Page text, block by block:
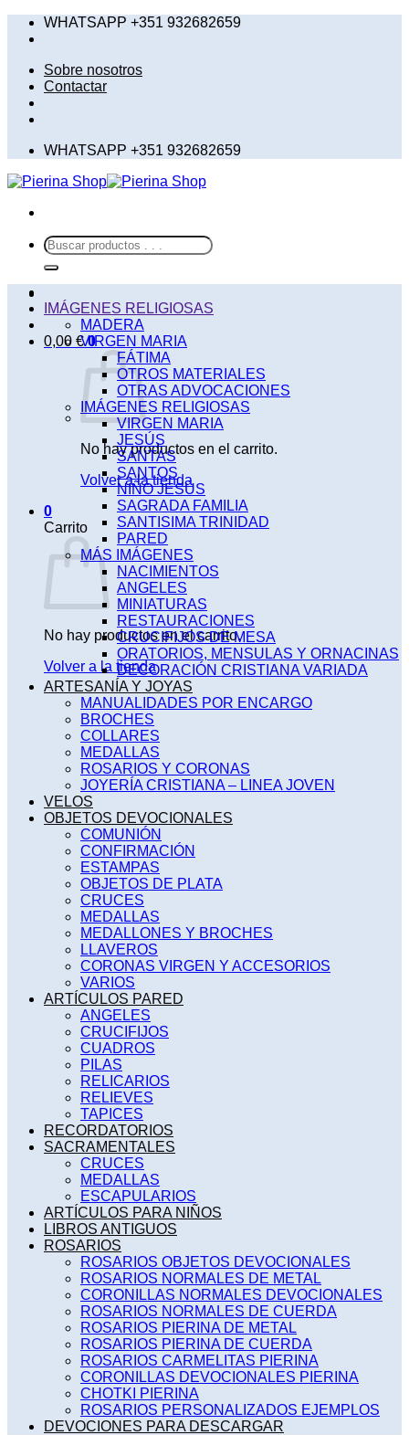
SaltarWHATSAPP +351 932682659
Sobre nosotros
Contactar
WHATSAPP +351 932682659
Buscar
por:
0,00 € 0
No hay productos en el carrito.
Volver a la tienda
0
Carrito
No hay productos en el carrito.
Volver a la tienda
IMÁGENES RELIGIOSAS
MADERA
VIRGEN MARIA
FÁTIMA
OTROS MATERIALES
OTRAS ADVOCACIONES
IMÁGENES RELIGIOSAS
VIRGEN MARIA
JESÚS
SANTAS
SANTOS
NIÑO JESÚS
SAGRADA FAMILIA
SANTISIMA TRINIDAD
PARED
MÁS IMÁGENES
NACIMIENTOS
ANGELES
MINIATURAS
RESTAURACIONES
CRUCIFIJOS DE MESA
ORATORIOS, MENSULAS Y ORNACINAS
DECORACIÓN CRISTIANA VARIADA
ARTESANÍA Y JOYAS
MANUALIDADES POR ENCARGO
BROCHES
COLLARES
MEDALLAS
ROSARIOS Y CORONAS
JOYERÍA CRISTIANA – LINEA JOVEN
VELOS
OBJETOS DEVOCIONALES
COMUNIÓN
CONFIRMACIÓN
ESTAMPAS
OBJETOS DE PLATA
CRUCES
MEDALLAS
MEDALLONES Y BROCHES
LLAVEROS
CORONAS VIRGEN Y ACCESORIOS
VARIOS
ARTÍCULOS PARED
ANGELES
CRUCIFIJOS
CUADROS
PILAS
RELICARIOS
RELIEVES
TAPICES
RECORDATORIOS
SACRAMENTALES
CRUCES
MEDALLAS
ESCAPULARIOS
ARTÍCULOS PARA NIÑOS
LIBROS ANTIGUOS
ROSARIOS
ROSARIOS OBJETOS DEVOCIONALES
ROSARIOS NORMALES DE METAL
CORONILLAS NORMALES DEVOCIONALES
ROSARIOS NORMALES DE CUERDA
ROSARIOS PIERINA DE METAL
ROSARIOS PIERINA DE CUERDA
ROSARIOS CARMELITAS PIERINA
CORONILLAS DEVOCIONALES PIERINA
CHOTKI PIERINA
ROSARIOS PERSONALIZADOS EJEMPLOS
DEVOCIONES PARA DESCARGAR